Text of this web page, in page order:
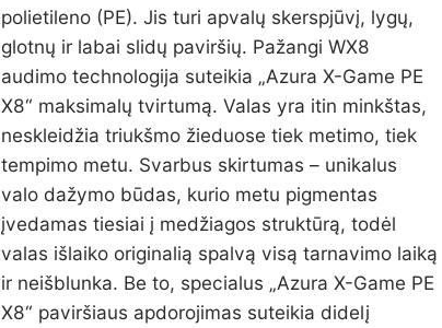
polietileno (PE). Jis turi apvalų skerspjūvį, lygų,
glotnų ir labai slidų paviršių. Pažangi WX8
audimo technologija suteikia „Azura X-Game PE
X8“ maksimalų tvirtumą. Valas yra itin minkštas,
neskleidžia triukšmo žieduose tiek metimo, tiek
tempimo metu. Svarbus skirtumas – unikalus
valo dažymo būdas, kurio metu pigmentas
įvedamas tiesiai į medžiagos struktūrą, todėl
valas išlaiko originalią spalvą visą tarnavimo laiką
ir neišblunka. Be to, specialus „Azura X-Game PE
X8“ paviršiaus apdorojimas suteikia didelį